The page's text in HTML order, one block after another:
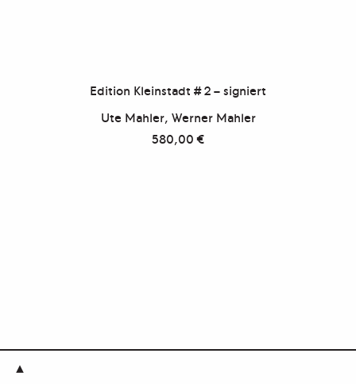
Edition Kleinstadt # 2 – signiert
Ute Mahler, Werner Mahler
580,00€
